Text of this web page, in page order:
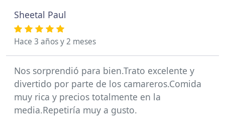
Sheetal Paul
Hace 3 años y 2 meses
Nos sorprendió para bien.Trato excelente y
divertido por parte de los camareros.Comida
muy rica y precios totalmente en la
media.Repetiría muy a gusto.